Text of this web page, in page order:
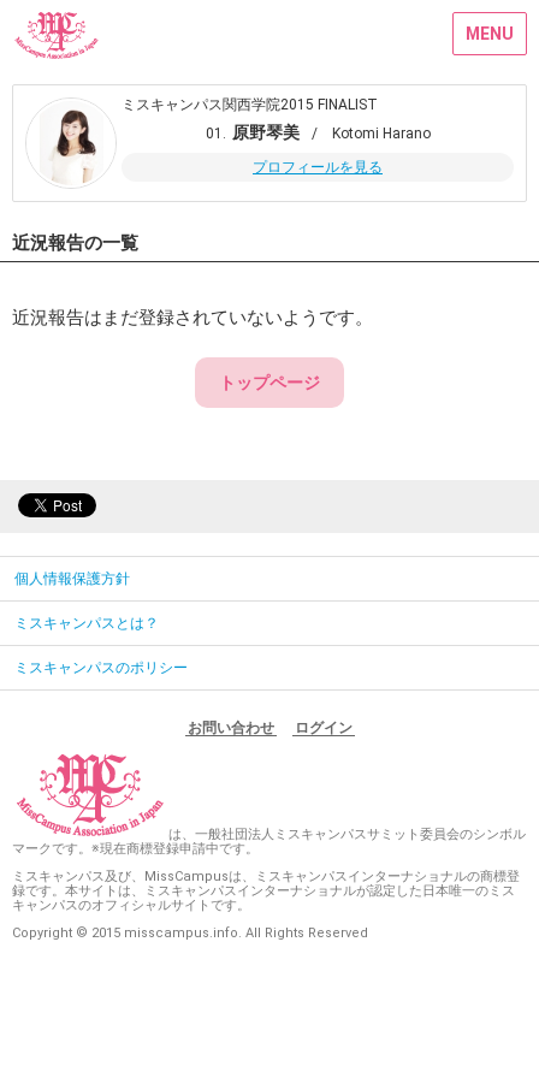
MENU
ミスキャンパス関西学院2015 FINALIST
01. 原野琴美
/ Kotomi Harano
プロフィールを見る
近況報告の一覧
近況報告はまだ登録されていないようです。
トップページ
個人情報保護方針
ミスキャンパスとは？
ミスキャンパスのポリシー
お問い合わせ ログイン
は、一般社団法人ミスキャンパスサミット委員会のシンボル
マークです。※現在商標登録申請中です。
ミスキャンパス及び、MissCampusは、ミスキャンパスインターナショナルの商標登
録です。本サイトは、ミスキャンパスインターナショナルが認定した日本唯一のミス
キャンパスのオフィシャルサイトです。
Copyright © 2015 misscampus.info. All Rights Reserved